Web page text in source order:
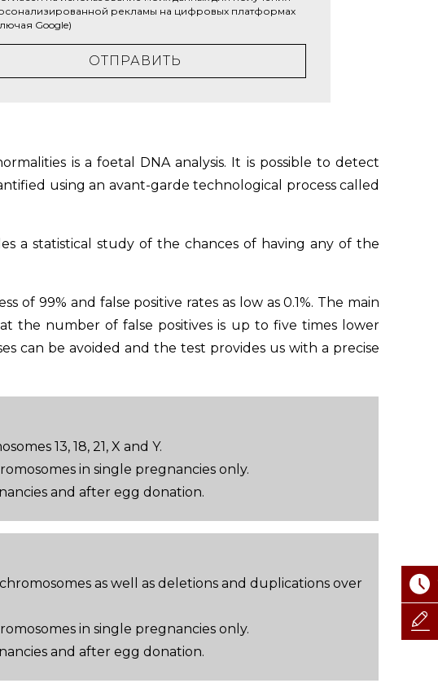
рекламы на цифровых платформах
Google)
ОТПРАВИТЬ
is a foetal DNA analysis. It is possible to detect
using an avant-garde technological process called
a statistical study of the chances of having any of the
99% and false positive rates as low as 0.1%. The main
the number of false positives is up to five times lower
can be avoided and the test provides us with a precise
13, 18, 21, X and Y.
in single pregnancies only.
and after egg donation.
as well as deletions and duplications over
in single pregnancies only.
and after egg donation.